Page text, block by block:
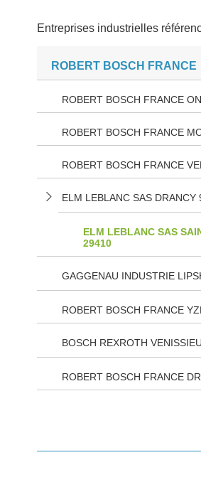
Entreprises industrielles
ROBERT BOSCH FRANCE
ROBERT BOSCH FRANCE
ROBERT BOSCH FRANCE
ROBERT BOSCH FRANCE
ELM LEBLANC SAS DRANCY
ELM LEBLANC SAS
29410
GAGGENAU INDUSTRIE
ROBERT BOSCH FRANCE
BOSCH REXROTH
ROBERT BOSCH FRANCE